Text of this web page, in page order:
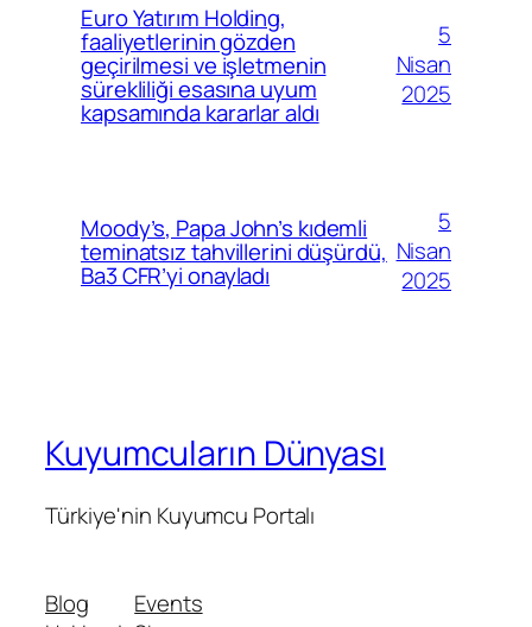
Euro Yatırım Holding,
faaliyetlerinin gözden
geçirilmesi ve işletmenin
sürekliliği esasına uyum
kapsamında kararlar aldı
5
Nisan
2025
Moody’s, Papa John’s kıdemli
teminatsız tahvillerini düşürdü,
Ba3 CFR’yi onayladı
5
Nisan
2025
Kuyumcuların Dünyası
Türkiye'nin Kuyumcu Portalı
Blog
Events